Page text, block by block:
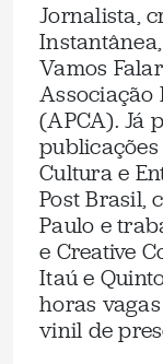
Jornalista,
Vamos
Associação
(APCA). Já
Cultura e
Post Brasil,
Paulo e
e Creative
Itaú e
horas
vinil de